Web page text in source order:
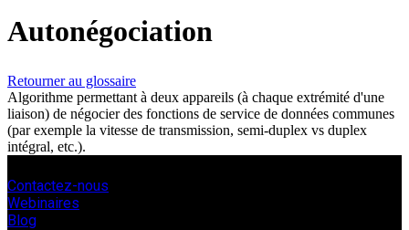
nous
S'enregistrer
Se
Entreprise
Emploi
Fournisseurs
Autonégociation
Retourner au glossaire
Algorithme permettant à deux appareils (à chaque extrémité d'une
liaison) de négocier des fonctions de service de données communes
(par exemple la vitesse de transmission, semi-duplex vs duplex
intégral, etc.).
Contactez-nous
Webinaires
Blog